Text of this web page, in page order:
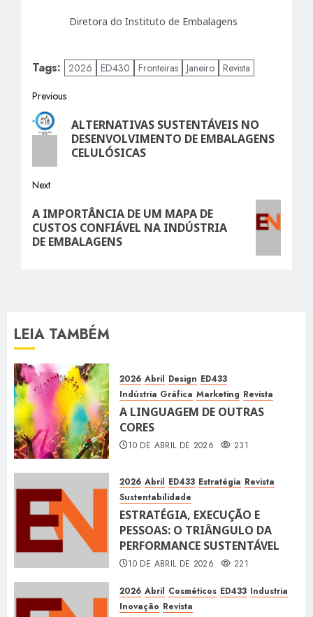
Diretora do Instituto de Embalagens
Tags: 2026 ED430 Fronteiras Janeiro Revista
Post
navigation
Previous
Previous
post:
ALTERNATIVAS SUSTENTÁVEIS NO
DESENVOLVIMENTO DE EMBALAGENS
CELULÓSICAS
Next
Next
post:
A IMPORTÂNCIA DE UM MAPA DE
CUSTOS CONFIÁVEL NA INDÚSTRIA
DE EMBALAGENS
LEIA TAMBÉM
2026 Abril Design ED433
Indústria Gráfica Marketing Revista
A LINGUAGEM DE OUTRAS
CORES
10 DE ABRIL DE 2026 231
2026 Abril ED433 Estratégia Revista
Sustentabilidade
ESTRATÉGIA, EXECUÇÃO E
PESSOAS: O TRIÂNGULO DA
PERFORMANCE SUSTENTÁVEL
10 DE ABRIL DE 2026 221
2026 Abril Cosméticos ED433 Industria
Inovação Revista